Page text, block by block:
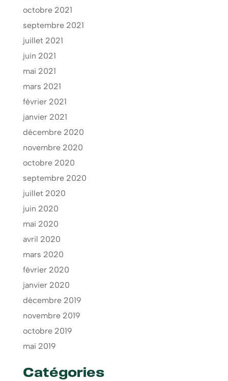
octobre 2021
septembre 2021
juillet 2021
juin 2021
mai 2021
mars 2021
février 2021
janvier 2021
décembre 2020
novembre 2020
octobre 2020
septembre 2020
juillet 2020
juin 2020
mai 2020
avril 2020
mars 2020
février 2020
janvier 2020
décembre 2019
novembre 2019
octobre 2019
mai 2019
Catégories